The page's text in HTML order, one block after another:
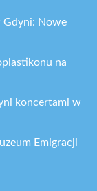
Gdyni: Nowe
na
koncertami w
Emigracji